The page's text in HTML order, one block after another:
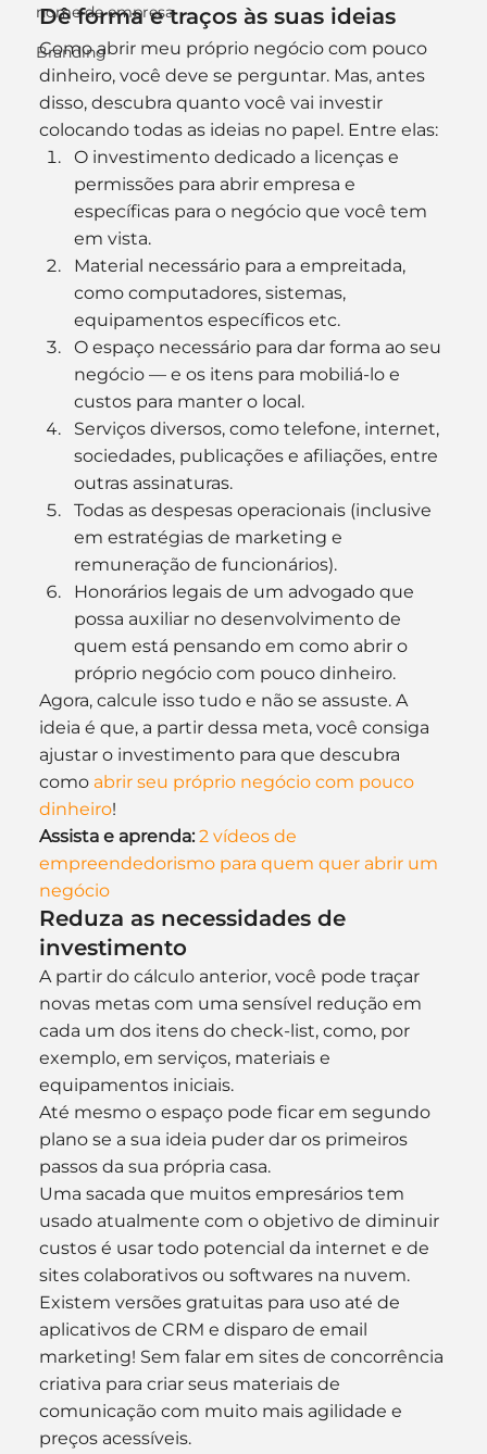
nome de empresa
Branding
Dê forma e traços às suas ideias
Como abrir meu próprio negócio com pouco
dinheiro, você deve se perguntar. Mas, antes
disso, descubra quanto você vai investir
colocando todas as ideias no papel. Entre elas:
O investimento dedicado a licenças e
permissões para abrir empresa e
específicas para o negócio que você tem
em vista.
Material necessário para a empreitada,
como computadores, sistemas,
equipamentos específicos etc.
O espaço necessário para dar forma ao seu
negócio — e os itens para mobiliá-lo e
custos para manter o local.
Serviços diversos, como telefone, internet,
sociedades, publicações e afiliações, entre
outras assinaturas.
Todas as despesas operacionais (inclusive
em estratégias de marketing e
remuneração de funcionários).
Honorários legais de um advogado que
possa auxiliar no desenvolvimento de
quem está pensando em como abrir o
próprio negócio com pouco dinheiro.
Agora, calcule isso tudo e não se assuste. A
ideia é que, a partir dessa meta, você consiga
ajustar o investimento para que descubra
como abrir seu próprio negócio com pouco
dinheiro!
Assista e aprenda: 2 vídeos de
empreendedorismo para quem quer abrir um
negócio
Reduza as necessidades de
investimento
A partir do cálculo anterior, você pode traçar
novas metas com uma sensível redução em
cada um dos itens do check-list, como, por
exemplo, em serviços, materiais e
equipamentos iniciais.
Até mesmo o espaço pode ficar em segundo
plano se a sua ideia puder dar os primeiros
passos da sua própria casa.
Uma sacada que muitos empresários tem
usado atualmente com o objetivo de diminuir
custos é usar todo potencial da internet e de
sites colaborativos ou softwares na nuvem.
Existem versões gratuitas para uso até de
aplicativos de CRM e disparo de email
marketing! Sem falar em sites de concorrência
criativa para criar seus materiais de
comunicação com muito mais agilidade e
preços acessíveis.